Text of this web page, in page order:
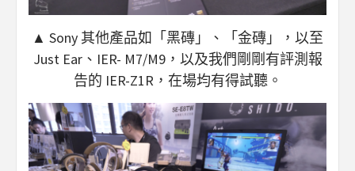
▲ Sony 其他產品如「黑磚」、「金磚」，以至
Just Ear、IER- M7/M9，以及我們剛剛有評測報
告的 IER-Z1R，在場均有得試聽。